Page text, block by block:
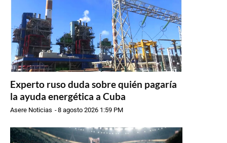
Experto ruso duda sobre quién pagaría
la ayuda energética a Cuba
Asere Noticias -8 agosto 2026 1:59 PM